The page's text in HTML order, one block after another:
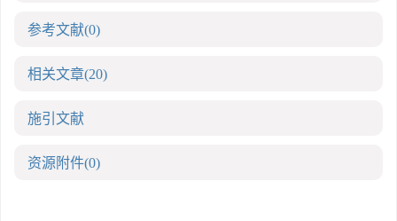
参考文献(0)
相关文章(20)
施引文献
资源附件(0)